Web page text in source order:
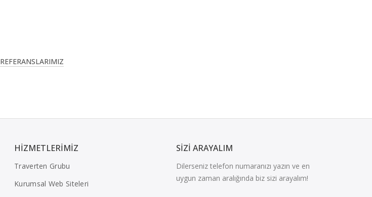
REFERANSLARIMIZ
HIZMETLERIMIZ
Traverten Grubu
Kurumsal Web Siteleri
SIZI ARAYALIM
Dilerseniz telefon numaranızı yazın ve en
uygun zaman aralığında biz sizi arayalım!